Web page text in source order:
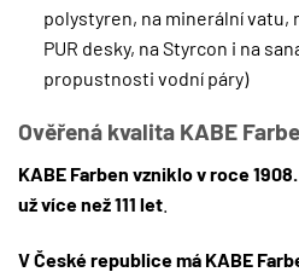
polystyren, na minerální vatu,
PUR desky, na Styrcon i na
propustnosti vodní páry)
Ověřená kvalita KABE
KABE Farben vzniklo v roce
už více než 111 let
V České republice má KABE